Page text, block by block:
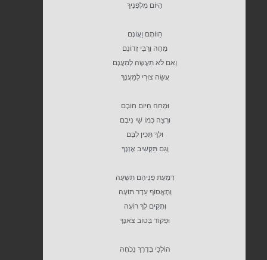
הַיּוֹם מִלְּפָנֶיךָ
הַוּוֹתָם וַעֲוֹנָם
מְחֵה וְרֻבֵּי זְדוֹנָם
וְאִם לֹא תַעֲשֶׂה לְמַעֲנָם
עֲשֵׂה צוּרִי לְמַעֲנֶךָ
וּמְחֵה הַיּוֹם חוֹבָם
וּרְצֵה כְּמוֹ שַׁי נִיבָם
וּלְךָ תָּכִין לִבָּם
וְגַם תַּקְשִׁיב אָזְנֶךָ
דִּמְעַת פְּנֵיהֶם תִשְׁעֶה
וְתֶאֱסוֹף עֵדֶר תּוֹעֶה
וְתָקִים לְךָ רוֹעֶה
וּפְקוֹד בְּטוֹב צֹאנֶךָ
הוֹלְכֵי בְּדֶרֶךְ נְכֹחָה